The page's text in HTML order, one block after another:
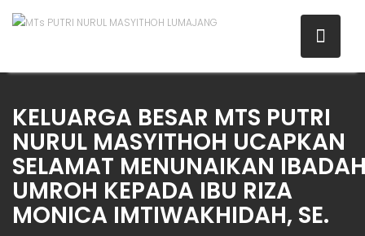
KELUARGA BESAR MTS PUTRI
NURUL MASYITHOH UCAPKAN
SELAMAT MENUNAIKAN
UMROH KEPADA IBU RIZA
MONICA IMTIWAKHIDAH, SE.